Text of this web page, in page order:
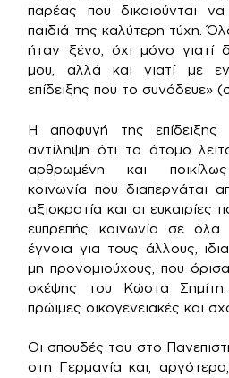
παρέας που δικαιούνται
παιδιά της καλύτερη τύχη.
ήταν ξένο, όχι μόνο γιατί
μου, αλλά και γιατί με
επίδειξης που το συνόδευε»
Η αποφυγή της
αντίληψη ότι το άτομο
αρθρωμένη και
κοινωνία που διαπερνάται
αξιοκρατία και οι ευκαιρίες
ευπρεπής κοινωνία σε
έγνοια για τους άλλους,
μη προνομιούχους, που
σκέψης του Κώστα Σημίτη,
πρώιμες οικογενειακές και
Οι σπουδές του στο
στη Γερμανία και,